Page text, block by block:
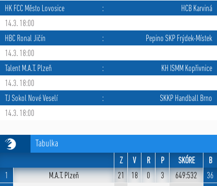
HK FCC Město Lovosice
:
HCB Karviná
14.3. 18:00
HBC Ronal Jičín
:
Pepino SKP Frýdek-Místek
14.3. 18:00
Talent M.A.T. Plzeň
:
KH ISMM Kopřivnice
14.3. 18:00
TJ Sokol Nové Veselí
:
SKKP Handball Brno
14.3. 18:00
Tabulka
Z V R P SKÓRE
B
1
M.A.T. Plzeň 21 18 0 3 649:532
36